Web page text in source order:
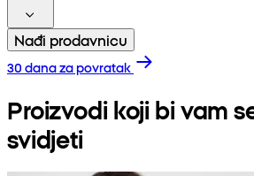
Nađi prodavnicu
30 dana za povratak
Proizvodi koji bi vam
svidjeti